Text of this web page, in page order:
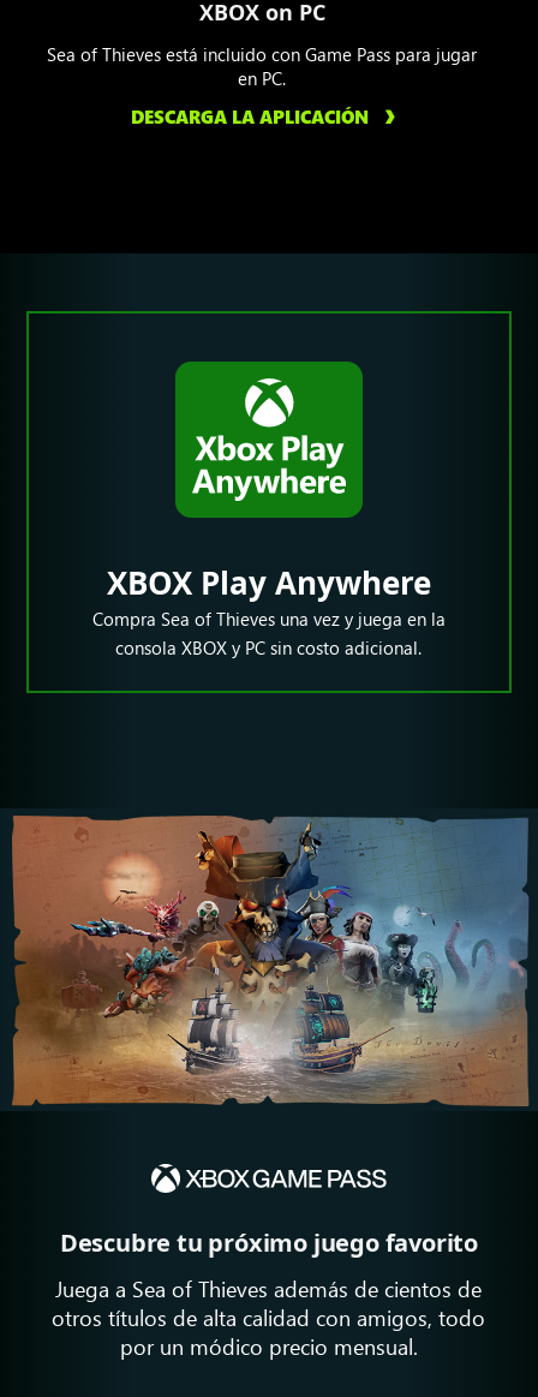
XBOX on PC
Sea of Thieves está incluido con Game Pass para jugar
en PC.
DESCARGA LA APLICACIÓN
XBOX Play Anywhere
Compra Sea of Thieves una vez y juega en la
consola XBOX y PC sin costo adicional.
Descubre tu próximo juego favorito
Juega a Sea of Thieves además de cientos de
otros títulos de alta calidad con amigos, todo
por un módico precio mensual.